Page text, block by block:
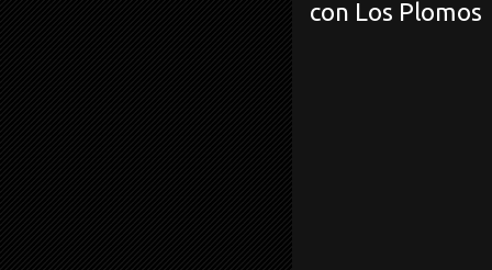
con Los Plomos